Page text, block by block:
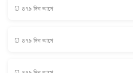
⏰ ৪৭৯ দিন আগে
⏰ ৪৭৯ দিন আগে